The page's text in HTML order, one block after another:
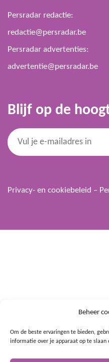
Beheer
Om de beste ervaringen te bieden,
informatie over je apparaat op te slaan
Persradar redactie:
redactie@persradar.be
Persradar advertenties:
advertentie@persradar.be
Blijf op de
Privacy- en cookiebeleid –